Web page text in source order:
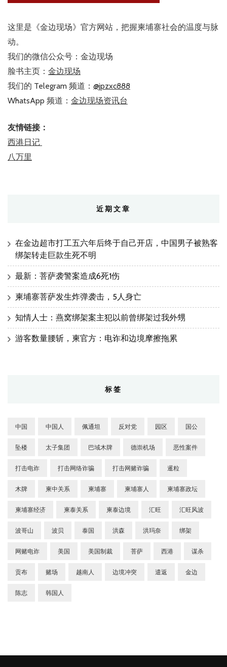
这里是《金边现场》官方网站，把握柬埔寨社会的温度与脉
动。
我们的微信公众号：金边现场
脸书主页： 金边现场
我们的 Telegram 频道： @jpzxc888
WhatsApp 频道： 金边现场资讯台
友情链接：
西港日记
八万里
近期文章
在金边超市打工五六年后终于自己开店，中国男子被熟客
绑架转走巨款生死不明
最新：菩萨袭警案造成6死1伤
柬埔寨菩萨发生炸弹袭击，5人身亡
知情人士：燕窝绑架案主犯以前曾绑架过我外甥
游客数量腰斩，柬官方：电诈和边境摩擦拖累
标签
中国 中国人 佩通坦 反对党 园区 国公
坠楼 太子集团 巴域木牌 德崇机场 恶性案件
打击电诈 打击网络诈骗 打击网赌诈骗 暹粒
木牌 柬中关系 柬埔寨 柬埔寨人 柬埔寨政坛
柬埔寨经济 柬泰关系 柬泰边境 汇旺 汇旺风波
波哥山 波贝 泰国 洪森 洪玛奈 绑架
网赌电诈 美国 美国制裁 菩萨 西港 谋杀
贡布 赌场 越南人 边境冲突 遣返 金边
陈志 韩国人